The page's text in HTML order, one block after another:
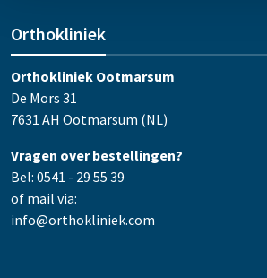
Orthokliniek
Orthokliniek Ootmarsum
De Mors 31
7631 AH Ootmarsum (NL)
Vragen over bestellingen?
Bel: 0541 - 29 55 39
of mail via:
info@orthokliniek.com